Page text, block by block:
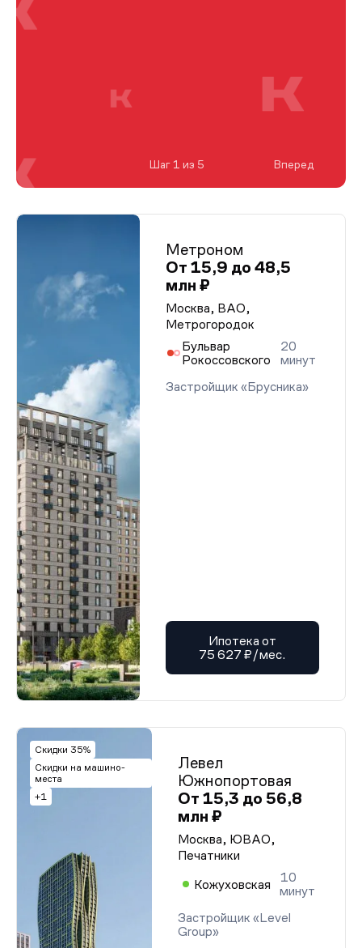
Метроном
От 15,9 до 48,5
млн ₽
Москва, ВАО,
Метрогородок
Бульвар
Рокоссовского
20
минут
Застройщик «Брусника»
Ипотека от
75 627 ₽/мес.
Скидки 35%
Скидки на машино-
места
+1
Левел
Южнопортовая
От 15,3 до 56,8
млн ₽
Москва, ЮВАО,
Печатники
Кожуховская
10
минут
Застройщик «Level
Group»
Шаг 1 из 5 Вперед